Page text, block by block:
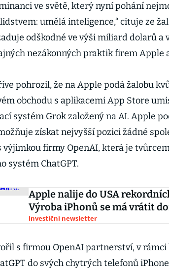
ve světě, který nyní pohání
umělá inteligence,“ cituje ze
odškodné ve výši miliard dolarů a
nezákonných praktik firem Apple
pohrozil, že na Apple podá žalobu
obchodu s aplikacemi App Store
systém Grok založený na AI. Apple
získat nejvyšší pozici žádné
výjimkou firmy OpenAI, která je
systém ChatGPT.
Apple nalije do USA
Výroba iPhonů se má vrátit
Investiční newsletter
s firmou OpenAI partnerství, v
do svých chytrých telefonů